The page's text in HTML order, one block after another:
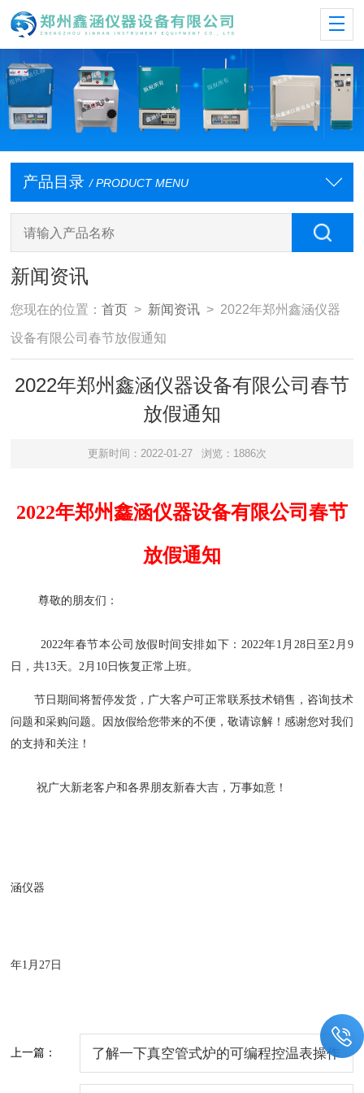
产品目录 / PRODUCT MENU
新闻资讯
您现在的位置：首页 > 新闻资讯 > 2022年郑州鑫涵仪器
设备有限公司春节放假通知
2022年郑州鑫涵仪器设备有限公司春节
放假通知
更新时间：2022-01-27 浏览：1886次
2022年郑州鑫涵仪器设备有限公司春节
放假通知
尊敬的朋友们：
2022年春节本公司 放假时间安排如下：2022年1月28日至2月9
日，共13天。2月10日恢复正常上班。
节日期间将暂停发货， 广大客户可正常联系技术销售，咨询技术
问题和采购问题。
因放假给您带来的不便，敬请谅解！感谢您对我们
的支持和关注！
祝广大新老客户和各界朋友新春大吉，万事如意！
涵仪器
年1月27 日
上一篇： 了解一下真空管式炉的可编程控温表操作